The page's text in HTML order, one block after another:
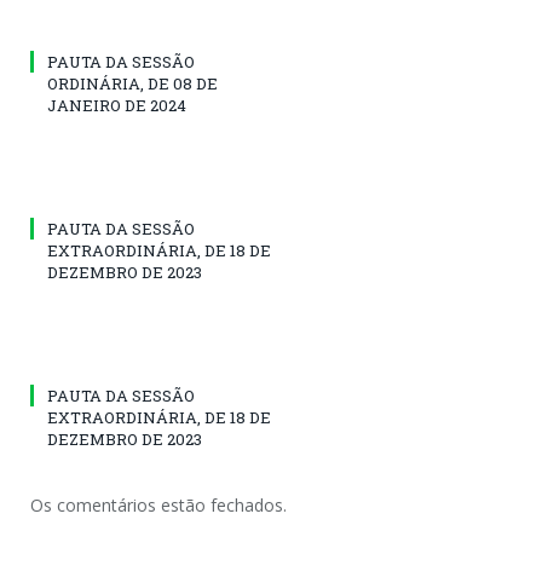
PAUTA DA SESSÃO
ORDINÁRIA, DE 08 DE
JANEIRO DE 2024
PAUTA DA SESSÃO
EXTRAORDINÁRIA, DE 18 DE
DEZEMBRO DE 2023
PAUTA DA SESSÃO
EXTRAORDINÁRIA, DE 18 DE
DEZEMBRO DE 2023
Os comentários estão fechados.